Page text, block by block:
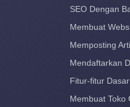
SEO Dengan
Membuat
Memposting
Mendaftarkan
Fitur-fitur
Membuat Toko